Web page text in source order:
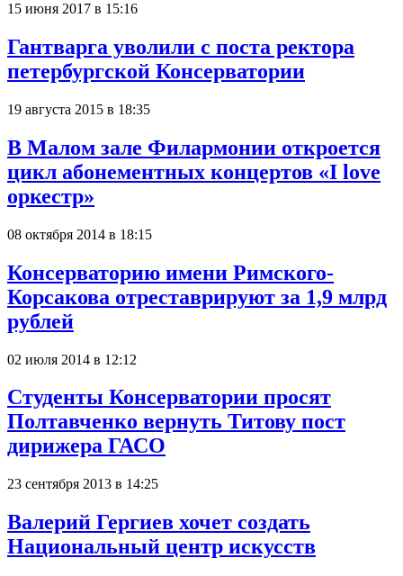
15 июня 2017 в 15:16
Гантварга уволили с поста ректора
петербургской Консерватории
19 августа 2015 в 18:35
В Малом зале Филармонии откроется
цикл абонементных концертов «I love
оркестр»
08 октября 2014 в 18:15
Консерваторию имени Римского-
Корсакова отреставрируют за 1,9 млрд
рублей
02 июля 2014 в 12:12
Студенты Консерватории просят
Полтавченко вернуть Титову пост
дирижера ГАСО
23 сентября 2013 в 14:25
Валерий Гергиев хочет создать
Национальный центр искусств